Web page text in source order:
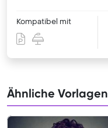
Kompatibel mit
Ähnliche Vorlagen